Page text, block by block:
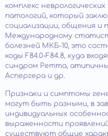
комплекс неврологических
патологий, который
социализации, общения и
Международному
болезней МКБ-10, это
коды F84.0-F84.8, куда
синдром Ретта,
Аспергера и др.
Признаки и симптомы
могут быть разными, в
индивидуальных
выраженности
существуют общие